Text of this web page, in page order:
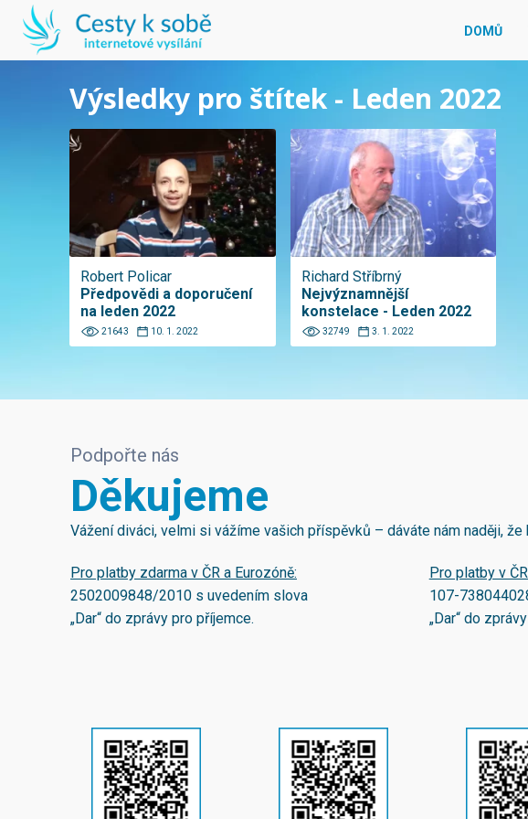
DOMŮ
Výsledky pro štítek - Leden 2022
Robert Policar
Předpovědi a doporučení
na leden 2022
21643 10. 1. 2022
Richard Stříbrný
Nejvýznamnější
konstelace - Leden 2022
32749 3. 1. 2022
Podpořte nás
Děkujeme
Vážení diváci, velmi si vážíme vašich příspěvků – dáváte nám naději,
Pro platby zdarma v ČR a Eurozóně:
2502009848/2010 s uvedením slova
„Dar“ do zprávy pro příjemce.
Pro platby v
107-
„Dar“ do